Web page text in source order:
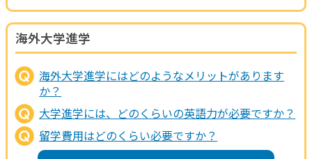
海外大学進学
海外大学進学にはどのようなメリットがあります
か？
大学進学には、どのくらいの英語力が必要ですか？
留学費用はどのくらい必要ですか？